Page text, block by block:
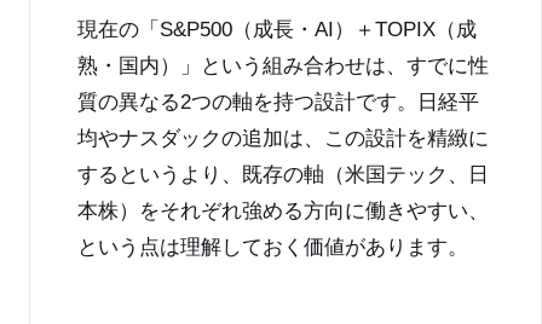
現在の「S&P500（成長・AI）＋TOPIX（成
熟・国内）」という組み合わせは、すでに性
質の異なる2つの軸を持つ設計です。日経平
均やナスダックの追加は、この設計を精緻に
するというより、既存の軸（米国テック、日
本株）をそれぞれ強める方向に働きやすい、
という点は理解しておく価値があります。